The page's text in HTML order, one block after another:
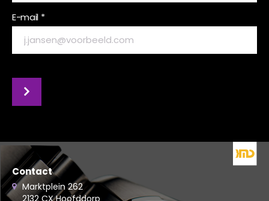
E-mail *
Contact
Marktplein 262
2132 CX Hoofddorp